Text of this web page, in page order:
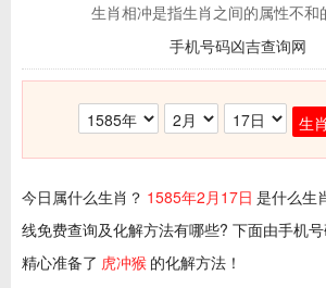
生肖相冲是指生肖之间的属性不和
手机号码凶吉查询网
生
今日属什么生肖？ 1585年2月17日 是什么生
线免费查询及化解方法有哪些? 下面由手机
精心准备了 虎冲猴 的化解方法！